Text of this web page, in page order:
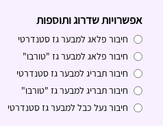
אפשרויות שדרוג ותוספות
חיבור פלאג למבער גז סטנדרטי
חיבור פלאג למבער גז "טורבו"
חיבור תבריג למבער גז סטנדרטי
חיבור תבריג למבער גז "טורבו"
חיבור נעל כבל למבער גז סטנדרטי